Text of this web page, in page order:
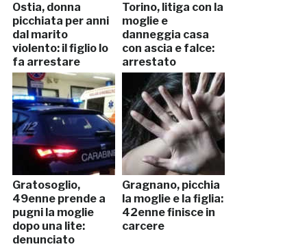
Ostia, donna
picchiata per anni
dal marito
violento: il figlio lo
fa arrestare
Torino, litiga con la
moglie e
danneggia casa
con ascia e falce:
arrestato
Gratosoglio,
49enne prende a
pugni la moglie
dopo una lite:
denunciato
Gragnano, picchia
la moglie e la figlia:
42enne finisce in
carcere